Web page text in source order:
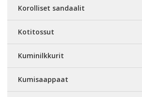
Korolliset sandaalit
Kotitossut
Kuminilkkurit
Kumisaappaat